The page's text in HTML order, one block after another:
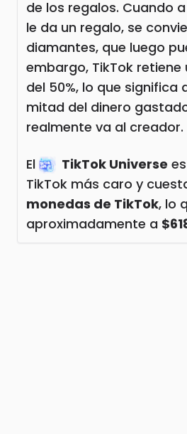
de los regalos. Cuando
le da un regalo, se
diamantes, que luego
embargo, TikTok retiene
del 50%, lo que significa
mitad del dinero
realmente va al creador.
El TikTok Universe
TikTok más caro y
monedas de TikTok, lo
aproximadamente a